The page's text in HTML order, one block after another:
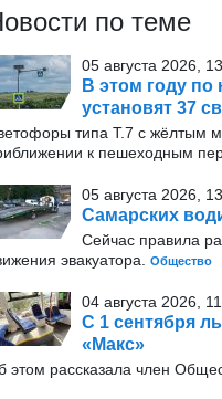
по теме
05 августа 2026,
В этом году по
установят 37
типа Т.7 с жёлтым
к пешеходным
05 августа 2026,
Самарских
Сейчас правила
эвакуатора.
Общество
04 августа 2026,
С 1 сентября
«Макс»
этом рассказала член